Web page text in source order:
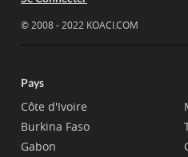
© 2008 - 2022 KOACI.COM
Pays
Côte d'Ivoire
Burkina Faso
Gabon